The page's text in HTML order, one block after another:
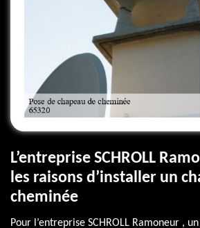
L’entreprise SCHROLL
les raisons d’installer un
cheminée
Pour l’entreprise SCHROLL Ramoneur ,